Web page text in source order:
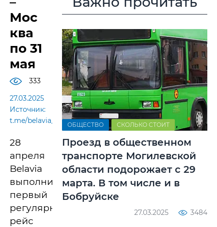
Мос
ква
по 31
мая
333
27.03.2025
Источник:
t.me/belavia_official
28
апреля
Belavia
выполнит
первый
регулярный
рейс
ОБЩЕСТВО СКОЛЬКО СТОИТ
Проезд в общественном
транспорте Могилевской
области подорожает с 29
марта. В том числе и в
Бобруйске
27.03.2025 3484